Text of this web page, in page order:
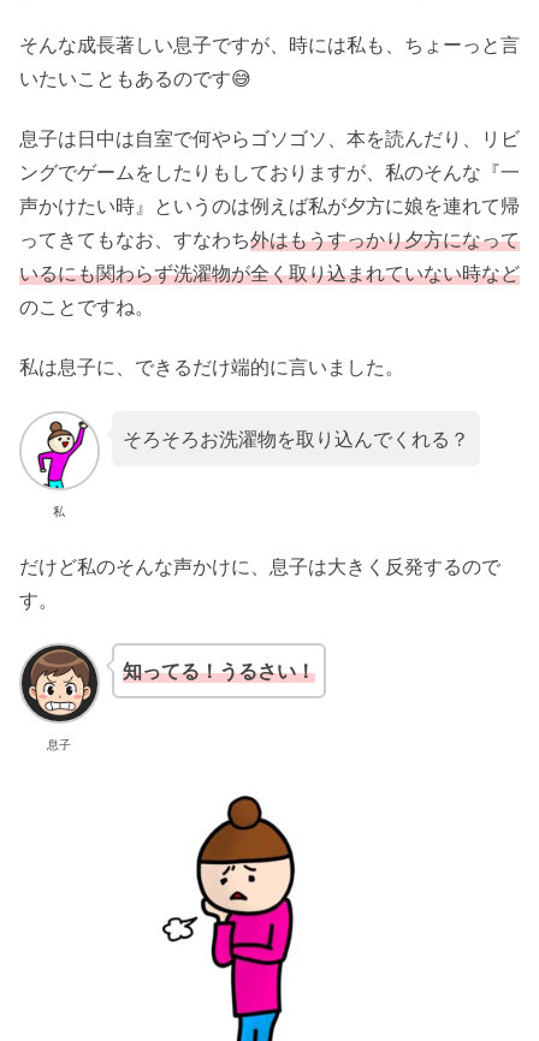
そんな成長著しい息子ですが、時には私も、ちょーっと言
いたいこともあるのです😅
息子は日中は自室で何やらゴソゴソ、本を読んだり、リビ
ングでゲームをしたりもしておりますが、私のそんな『一
声かけたい時』というのは例えば私が夕方に娘を連れて帰
ってきてもなお、すなわち外はもうすっかり夕方になって
いるにも関わらず洗濯物が全く取り込まれていない時など
のことですね。
私は息子に、できるだけ端的に言いました。
私
そろそろお洗濯物を取り込んでくれる？
だけど私のそんな声かけに、息子は大きく反発するので
す。
息子
知ってる！うるさい！